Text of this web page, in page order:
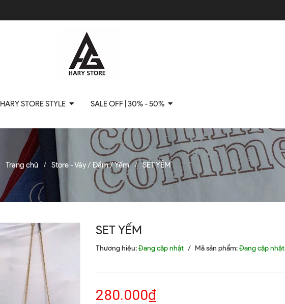
HARY STORE STYLE SALE OFF | 30% - 50%
Trang chủ / Store - Váy / Đầm / Yếm / SET YẾM
SET YẾM
Thương hiệu:Đang cập nhật / Mã sản phẩm:Đang cập nhật
280.000₫